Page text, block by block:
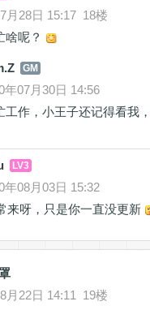
月28日 15:17 18楼
啥呢？
GM
年07月30日 14:56
工作，小王子还记得看我
LV3
年08月03日 15:32
来呀，只是你一直没更新
月22日 14:11
19楼